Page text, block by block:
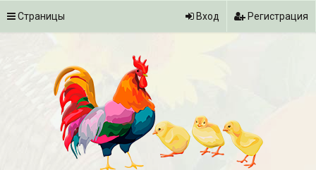
Страницы Вход Регистрация